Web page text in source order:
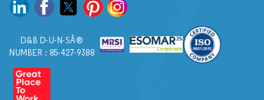
D&B D-U-N-SÂ®
NUMBER : 85-427-9388